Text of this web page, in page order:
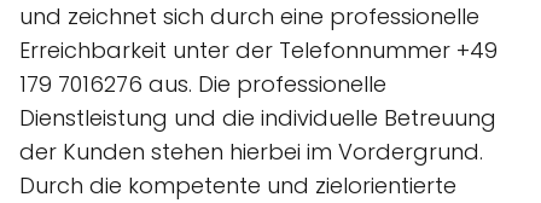
und zeichnet sich durch eine professionelle
Erreichbarkeit unter der Telefonnummer +49
179 7016276 aus. Die professionelle
Dienstleistung und die individuelle Betreuung
der Kunden stehen hierbei im Vordergrund.
Durch die kompetente und zielorientierte